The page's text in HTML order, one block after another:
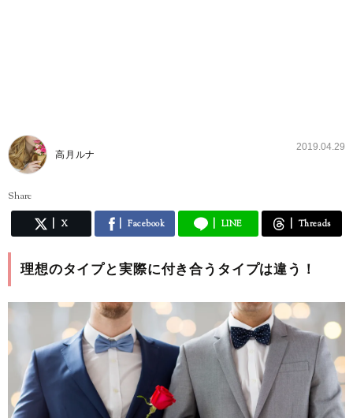
高月ルナ
2019.04.29
Share
X Facebook LINE Threads
理想のタイプと実際に付き合うタイプは違う！